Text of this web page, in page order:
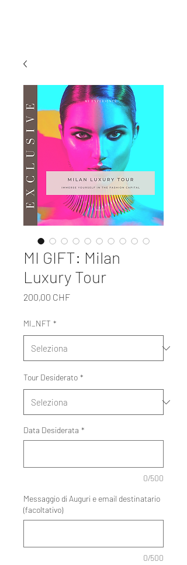
MI GIFT: Milan
Luxury Tour
200,00 CHFPrezzo
MI_NFT *
Tour Desiderato *
Data Desiderata *
0/500
Messaggio di Auguri e email destinatario
(facoltativo)
0/500